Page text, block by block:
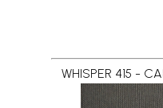
WHISPER 415 -